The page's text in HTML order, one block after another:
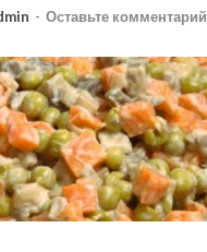
- Оставьте комментарий